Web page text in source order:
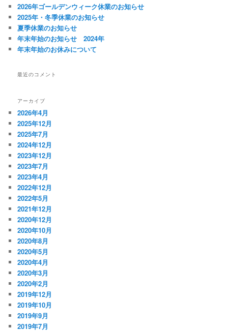
2026年ゴールデンウィーク休業のお知らせ
2025年・冬季休業のお知らせ
夏季休業のお知らせ
年末年始のお知らせ 2024年
年末年始のお休みについて
最近のコメント
アーカイブ
2026年4月
2025年12月
2025年7月
2024年12月
2023年12月
2023年7月
2023年4月
2022年12月
2022年5月
2021年12月
2020年12月
2020年10月
2020年8月
2020年5月
2020年4月
2020年3月
2020年2月
2019年12月
2019年10月
2019年9月
2019年7月